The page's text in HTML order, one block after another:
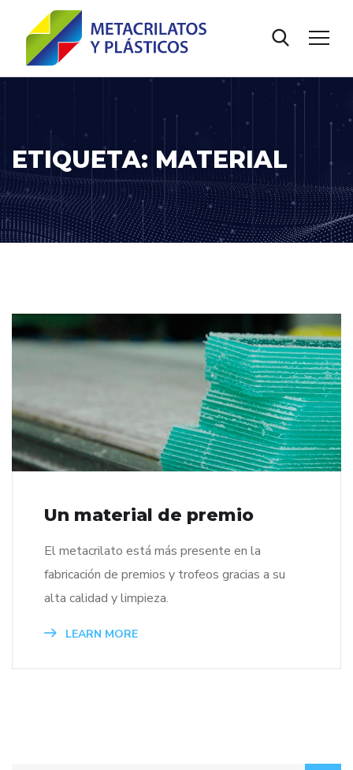
ETIQUETA: MATERIAL
Un material de premio
El metacrilato está más presente en la
fabricación de premios y trofeos gracias a su
alta calidad y limpieza.
LEARN MORE